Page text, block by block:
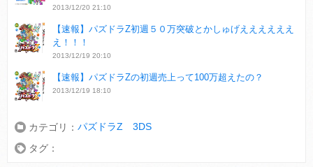
2013/12/20 21:10
【速報】パズドラZ初週５０万突破とかしゅげええええええ
え！！！
2013/12/19 20:10
【速報】パズドラZの初週売上って100万超えたの？
2013/12/19 18:10
カテゴリ： パズドラZ 3DS
タグ：